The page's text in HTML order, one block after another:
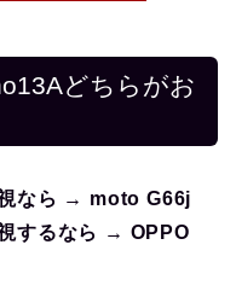
どちらがお
なら → moto G66j
するなら → OPPO